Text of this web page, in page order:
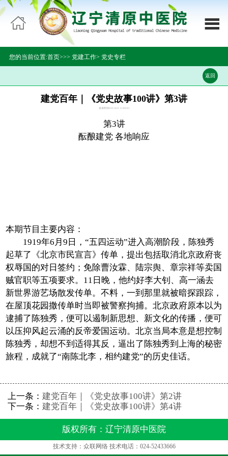
 网站首页
科室导航
专家介绍
在线视频
党建工作
名老中医工作室
便民邮箱
反诈宣传


您的当前位置:首页>>> 党建工作> 党史专栏
返回
建党百年｜《党史故事100讲》第3讲
发表时间2021/6/2 11:00:01
第3讲
酝酿建党 各地响应
本期节目主要内容：
1919年6月9日，“五四运动”进入高潮阶段，陈独秀
起草了《北京市民宣言》传单，提出包括取消北京政府丧
权辱国的对日签约；免除曹汝霖、陆宗舆、章宗祥等卖国
贼官职等五项要求。11日晚，他约好李大钊、高一涵去
新世界游艺场散发传单。不料，一到那里就被暗探跟踪，
在屋顶花园撒传单时当即被警察拘捕。北京政府原本以为
逮捕了陈独秀，便可以遏制新思想、新文化的传播，便可
以压抑风起云涌的反帝爱国运动。北京当局本意是想控制
陈独秀，却想不到适得其反，逼出了陈独秀到上海的秘密
旅程，成就了“南陈北李，相约建党”的历史佳话。
上一条： 建党百年｜《党史故事100讲》第2讲
下一条： 建党百年｜《党史故事100讲》第4讲
版权所有：辽宁清原中医院
技术支持：众联网络 技术电话：024-52433666